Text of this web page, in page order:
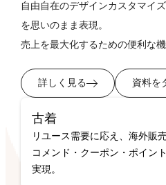
自由自在のデザインカスタマイ
を思いのまま表現。
売上を最大化するための便利な
詳しく見る 資料を
古着
リユース需要に応え、海外販
コメンド・クーポン・ポイン
実現。